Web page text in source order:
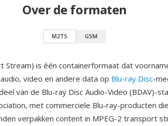
Over de formaten
M2TS GSM
Stream) is één containerformaat dat
video en andere data op Blu-ray Disc-
van de Blu-ray Disc Audio-Video (BDAV)-
met commerciele Blu-ray-producten
verpakken content in MPEG-2 transport